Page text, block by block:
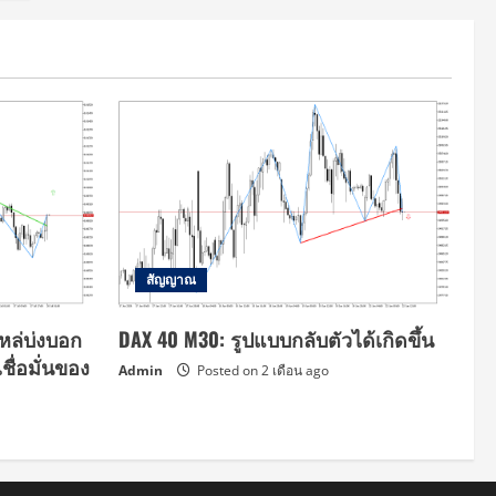
ล่บ่งบอก
ชื่อมั่นของ
สัญญาณ
DAX 40 M30: รูปแบบกลับตัวได้เกิดขึ้น
Admin Posted on 2 เดือน ago